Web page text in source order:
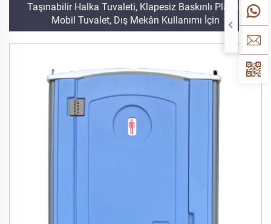
Taşınabilir Halka Tuvaleti, Klapesiz Baskınlı Plastik
Mobil Tuvalet, Dış Mekân Kullanımı İçin